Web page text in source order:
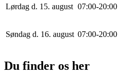
Lørdag d. 15. august 07:00-20:00
Søndag d. 16. august 07:00-20:00
Du finder os her